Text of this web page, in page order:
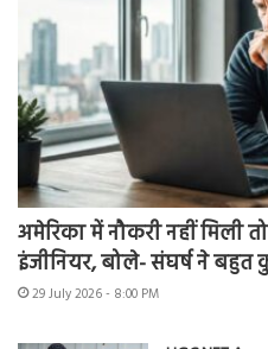
अमेरिका में नौकरी नहीं मिली
इंजीनियर, बोले- संघर्ष ने बहुत
29 July 2026 - 8:00 PM